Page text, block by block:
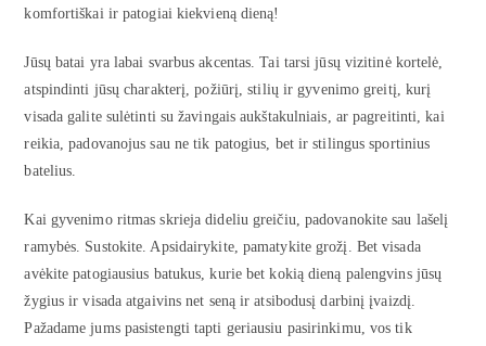
komfortiškai ir patogiai kiekvieną dieną!
Jūsų batai yra labai svarbus akcentas. Tai tarsi jūsų vizitinė kortelė,
atspindinti jūsų charakterį, požiūrį, stilių ir gyvenimo greitį, kurį
visada galite sulėtinti su žavingais aukštakulniais, ar pagreitinti, kai
reikia, padovanojus sau ne tik patogius, bet ir stilingus sportinius
batelius.
Kai gyvenimo ritmas skrieja dideliu greičiu, padovanokite sau lašelį
ramybės. Sustokite. Apsidairykite, pamatykite grožį. Bet visada
avėkite patogiausius batukus, kurie bet kokią dieną palengvins jūsų
žygius ir visada atgaivins net seną ir atsibodusį darbinį įvaizdį.
Pažadame jums pasistengti tapti geriausiu pasirinkimu, vos tik